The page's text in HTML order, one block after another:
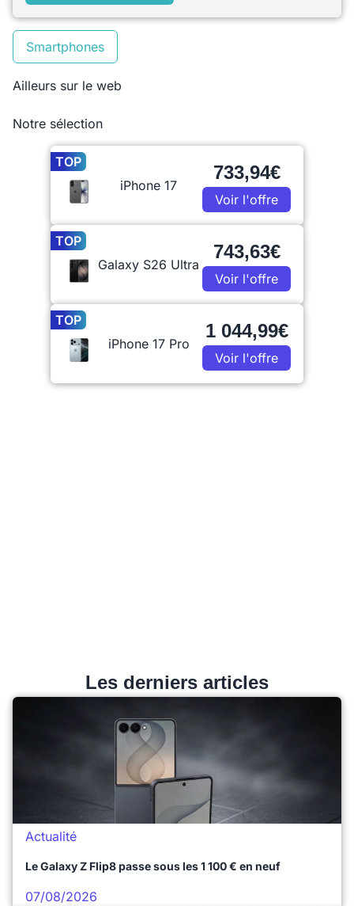
Smartphones
Ailleurs sur le web
Notre sélection
TOP
iPhone 17
733,94€
Voir l'offre
TOP
Galaxy S26 Ultra
743,63€
Voir l'offre
TOP
iPhone 17 Pro
1 044,99€
Voir l'offre
Les derniers articles
Actualité
Le Galaxy Z Flip8 passe sous les 1 100 € en neuf
07/08/2026